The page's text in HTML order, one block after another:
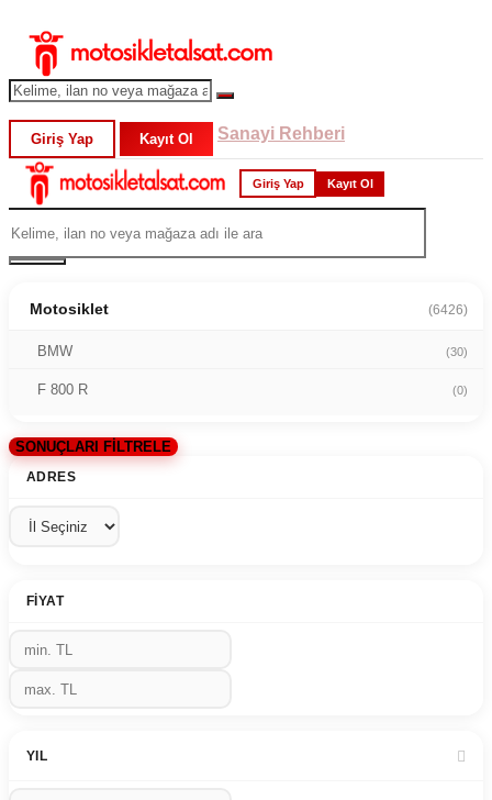
Giriş Yap Kayıt Ol Sanayi Rehberi
Giriş Yap Kayıt Ol
Motosiklet (6426)
BMW (30)
F 800 R (0)
SONUÇLARI FİLTRELE
ADRES
FIYAT
YIL